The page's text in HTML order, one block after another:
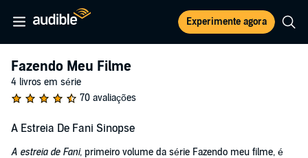
Experimente agora
Fazendo Meu Filme
4 livros em série
70 avaliações
A Estreia De Fani Sinopse
A estreia de Fani, primeiro volume da série Fazendo meu filme, é